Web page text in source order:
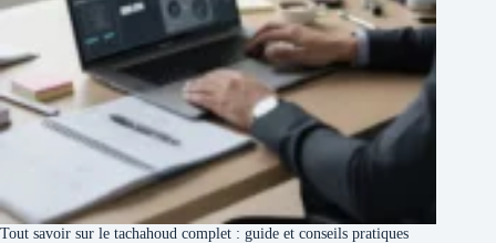
Tout savoir sur le tachahoud complet : guide et conseils pratiques